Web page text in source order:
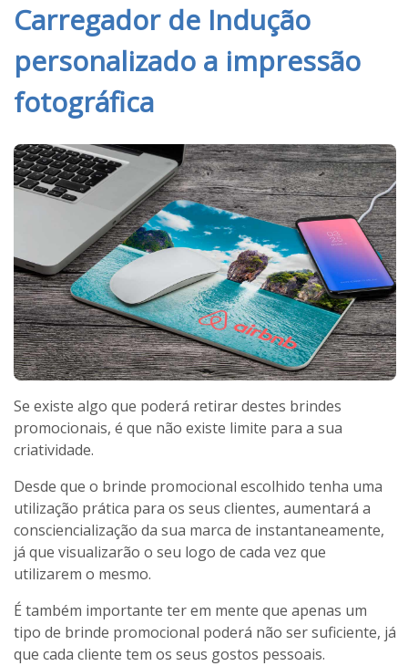
Carregador de Indução
personalizado a impressão
fotográfica
Se existe algo que poderá retirar destes brindes
promocionais, é que não existe limite para a sua
criatividade.
Desde que o brinde promocional escolhido tenha uma
utilização prática para os seus clientes, aumentará a
consciencialização da sua marca de instantaneamente,
já que visualizarão o seu logo de cada vez que
utilizarem o mesmo.
É também importante ter em mente que apenas um
tipo de brinde promocional poderá não ser suficiente, já
que cada cliente tem os seus gostos pessoais.